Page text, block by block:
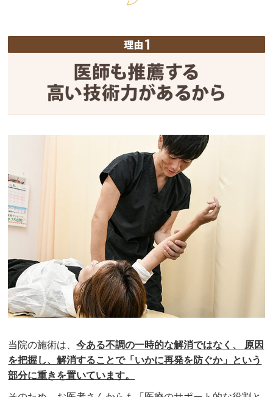
当院の施術は、今ある不調の一時的な解消ではなく、 原因
を把握し、解消することで「いかに再発を防ぐか」という
部分に重きを置いています。